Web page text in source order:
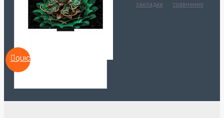
QUICKVIEW
закладки
сравнение